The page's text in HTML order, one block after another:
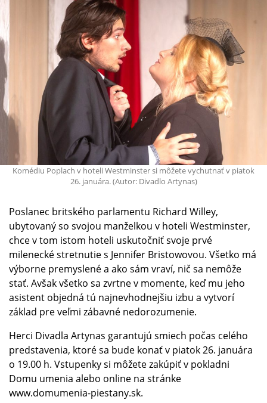
Komédiu Poplach v hoteli Westminster si môžete vychutnať v piatok
26. januára. (Autor: Divadlo Artynas)
Poslanec britského parlamentu Richard Willey,
ubytovaný so svojou manželkou v hoteli Westminster,
chce v tom istom hoteli uskutočniť svoje prvé
milenecké stretnutie s Jennifer Bristowovou. Všetko má
výborne premyslené a ako sám vraví, nič sa nemôže
stať. Avšak všetko sa zvrtne v momente, keď mu jeho
asistent objedná tú najnevhodnejšiu izbu a vytvorí
základ pre veľmi zábavné nedorozumenie.
Herci Divadla Artynas garantujú smiech počas celého
predstavenia, ktoré sa bude konať v piatok 26. januára
o 19.00 h. Vstupenky si môžete zakúpiť v pokladni
Domu umenia alebo online na stránke
www.domumenia-piestany.sk.